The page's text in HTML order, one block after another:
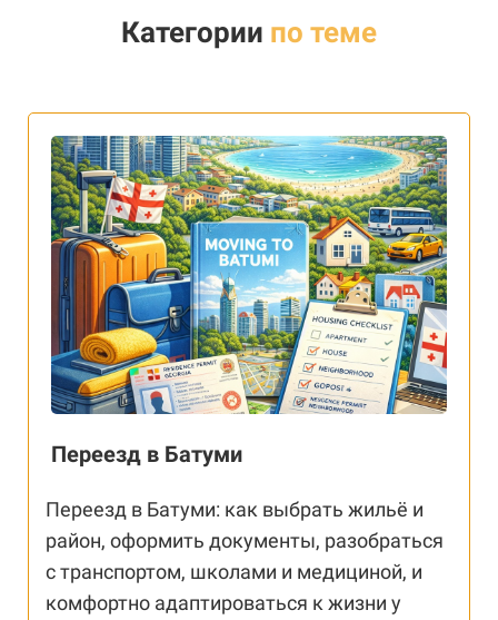
Категории по теме
Переезд в Батуми
Переезд в Батуми: как выбрать жильё и
район, оформить документы, разобраться
с транспортом, школами и медициной, и
комфортно адаптироваться к жизни у